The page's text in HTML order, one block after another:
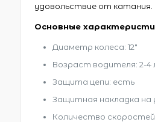
удовольствие от катания.
Основные
Диаметр колеса: 12″
Возраст водителя: 2-4
Защита цепи: есть
Защитная накладка на
Количество скоростей: